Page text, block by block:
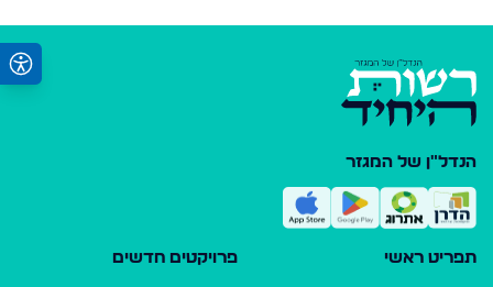
הנדל"ן של המגזר
תפריט ראשי פרויקטים חדשים